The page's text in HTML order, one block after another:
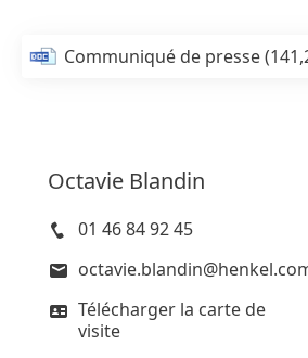
Communiqué de presse
Octavie Blandin
01 46 84 92 45
Télécharger la carte de
visite